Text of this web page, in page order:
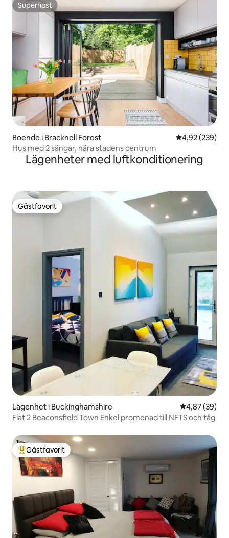
Superhost
Superhost
Boende i Bracknell Forest 4,92 av 5 i
4,92 (239)
Hus med 2 sängar, nära stadens centrum
Lägenheter med luftkonditionering
Gästfavorit
Gästfavorit
Lägenhet i Buckinghamshire 4,87 av 5 i
4,87 (39)
Flat 2 Beaconsfield Town Enkel promenad till NFTS och tåg
Populär gästfavorit
Gästfavorit